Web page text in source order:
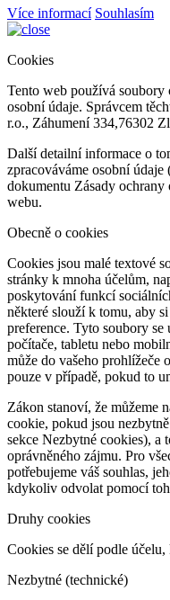
Více informací Souhlasím
Cookies
Tento web používá soubory
osobní údaje. Správcem
r.o., Záhumení 334,76302
Další detailní informace o
zpracováváme osobní
dokumentu Zásady ochrany
webu.
Obecně o cookies
Cookies jsou malé textové
stránky k mnoha účelům,
poskytování funkcí
některé slouží k tomu, aby
preference. Tyto soubory
počítače, tabletu nebo
může do vašeho prohlížeče
pouze v případě, pokud to
Zákon stanoví, že můžeme
cookie, pokud jsou
sekce Nezbytné cookies), a
oprávněného zájmu. Pro
potřebujeme váš souhlas,
kdykoliv odvolat pomocí
Druhy cookies
Cookies se dělí podle
Nezbytné (technické)